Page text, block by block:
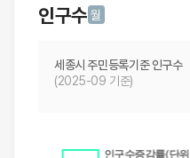
인구수 월
세종시 주민등록기준 인구수
(2025-09 기준)